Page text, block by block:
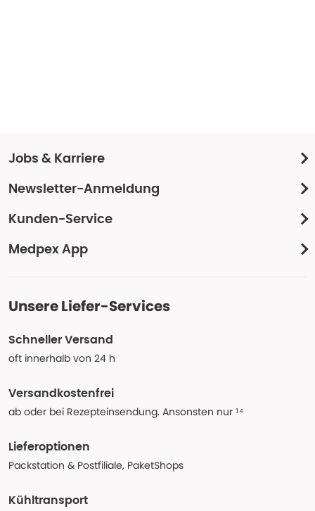
Jobs & Karriere
Newsletter-Anmeldung
Kunden-Service
Medpex App
Unsere Liefer-Services
Schneller Versand
oft innerhalb von 24 h
Versandkostenfrei
ab oder bei Rezepteinsendung. Ansonsten nur ¹⁴
Lieferoptionen
Packstation & Postfiliale, PaketShops
Kühltransport